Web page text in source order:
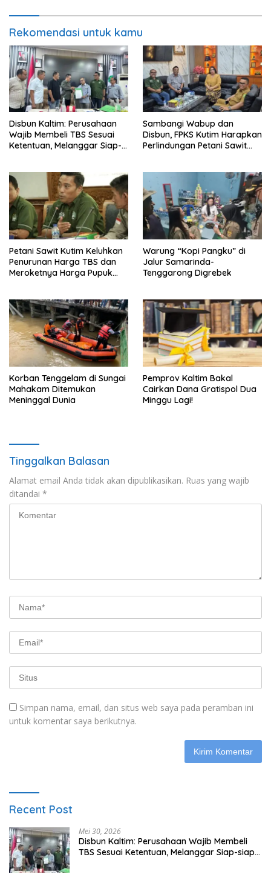
Rekomendasi untuk kamu
Disbun Kaltim: Perusahaan
Wajib Membeli TBS Sesuai
Ketentuan, Melanggar Siap-
Sambangi Wabup dan
Disbun, FPKS Kutim Harapkan
Perlindungan Petani Sawit
Petani Sawit Kutim Keluhkan
Penurunan Harga TBS dan
Meroketnya Harga Pupuk
Warung “Kopi Pangku” di
Jalur Samarinda-
Tenggarong Digrebek
Korban Tenggelam di Sungai
Mahakam Ditemukan
Meninggal Dunia
Pemprov Kaltim Bakal
Cairkan Dana Gratispol Dua
Minggu Lagi!
Tinggalkan Balasan
Alamat email Anda tidak akan dipublikasikan. Ruas yang wajib
ditandai *
Simpan nama, email, dan situs web saya pada peramban ini
untuk komentar saya berikutnya.
Recent Post
Mei 30, 2026
Disbun Kaltim: Perusahaan Wajib Membeli
TBS Sesuai Ketentuan, Melanggar Siap-siap